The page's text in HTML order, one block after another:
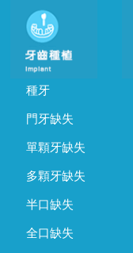
種牙
門牙缺失
單顆牙缺失
多顆牙缺失
半口缺失
全口缺失